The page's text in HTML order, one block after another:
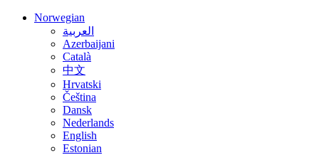
Norwegian
العربية
Azerbaijani
Català
中文
Hrvatski
Čeština
Dansk
Nederlands
English
Estonian